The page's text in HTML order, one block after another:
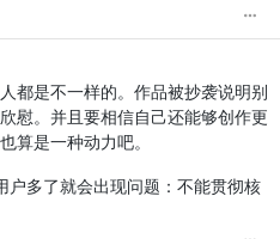
都是不一样的。作品被抄袭说明别
慰。并且要相信自己还能够创作更
算是一种动力吧。
户多了就会出现问题：不能贯彻核